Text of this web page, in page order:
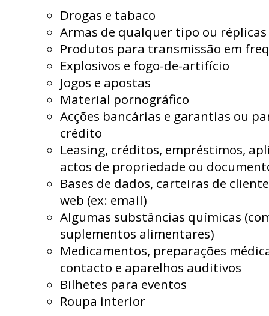
Drogas e tabaco
Armas de qualquer tipo ou
Produtos para transmissão em
Explosivos e fogo-de-artifício
Jogos e apostas
Material pornográfico
Acções bancárias e garantias ou
crédito
Leasing, créditos, empréstimos,
actos de propriedade ou
Bases de dados, carteiras de
web (ex: email)
Algumas substâncias químicas
suplementos alimentares)
Medicamentos, preparações
contacto e aparelhos auditivos
Bilhetes para eventos
Roupa interior